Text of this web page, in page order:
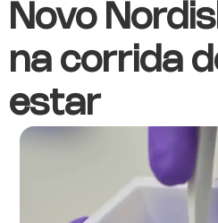
Novo
na corrida
estar